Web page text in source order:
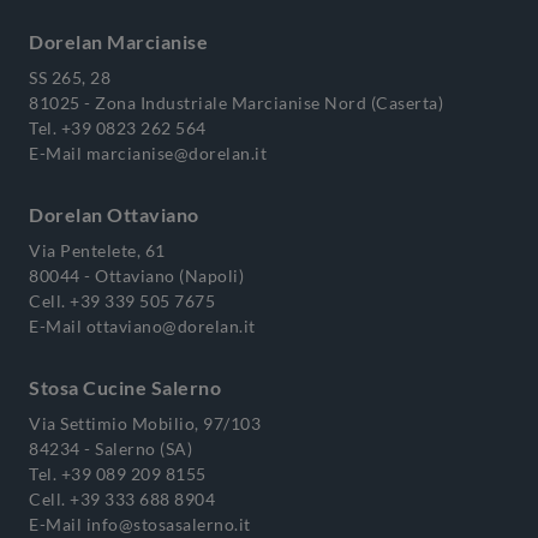
Dorelan Marcianise
SS 265, 28
81025 - Zona Industriale Marcianise Nord (Caserta)
Tel. +39 0823 262 564
E-Mail marcianise@dorelan.it
Dorelan Ottaviano
Via Pentelete, 61
80044 - Ottaviano (Napoli)
Cell. +39 339 505 7675
E-Mail ottaviano@dorelan.it
Stosa Cucine Salerno
Via Settimio Mobilio, 97/103
84234 - Salerno (SA)
Tel. +39 089 209 8155
Cell. +39 333 688 8904
E-Mail info@stosasalerno.it